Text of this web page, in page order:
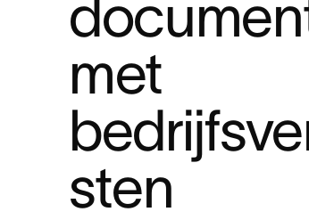
met
sten